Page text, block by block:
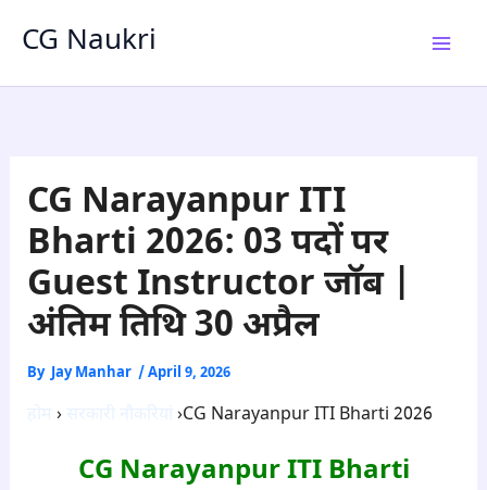
CG Naukri
CG Narayanpur ITI
Bharti 2026: 03 पदों पर
Guest Instructor जॉब |
अंतिम तिथि 30 अप्रैल
By Jay Manhar /April 9, 2026
› ›CG Narayanpur ITI Bharti 2026
CG Narayanpur ITI Bharti